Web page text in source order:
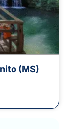
(MS)